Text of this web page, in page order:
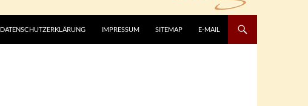
DATENSCHUTZERKLÄRUNG IMPRESSUM SITEMAP E-MAIL